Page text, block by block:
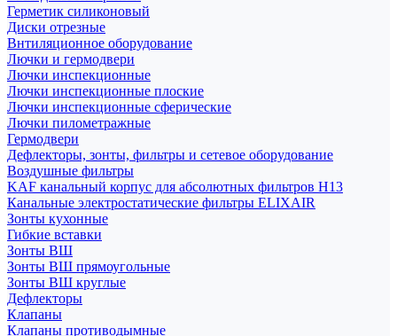
Герметик силиконовый
Диски отрезные
Внтиляционное оборудование
Лючки и гермодвери
Лючки инспекционные
Лючки инспекционные плоские
Лючки инспекционные сферические
Лючки пилометражные
Гермодвери
Дефлекторы, зонты, фильтры и сетевое оборудование
Воздушные фильтры
KAF канальный корпус для абсолютных фильтров H13
Канальные электростатические фильтры ELIXAIR
Зонты кухонные
Гибкие вставки
Зонты ВШ
Зонты ВШ прямоугольные
Зонты ВШ круглые
Дефлекторы
Клапаны
Клапаны противодымные